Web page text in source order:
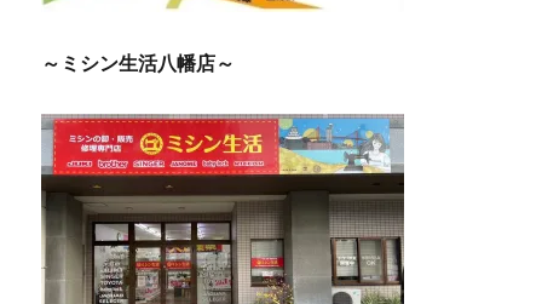
～ミシン生活八幡店～